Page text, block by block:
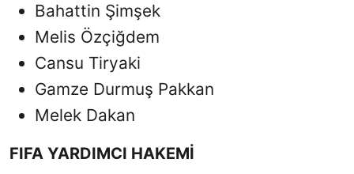
Bahattin Şimşek
Melis Özçiğdem
Cansu Tiryaki
Gamze Durmuş Pakkan
Melek Dakan
FIFA YARDIMCI HAKEMİ